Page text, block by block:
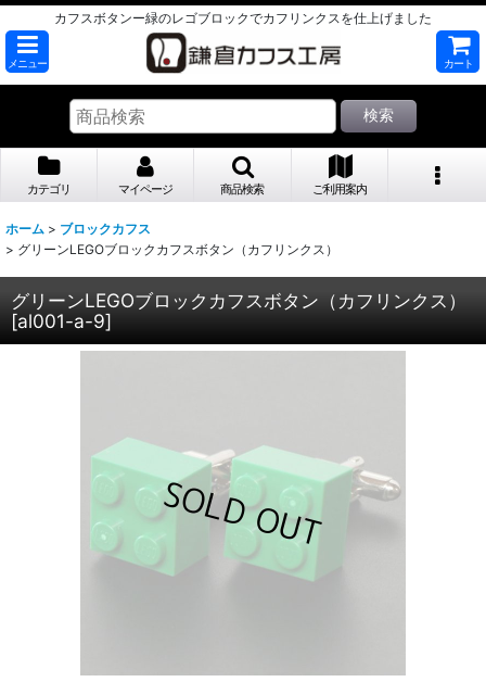
カフスボタンー緑のレゴブロックでカフリンクスを仕上げました
メニュー カート
検索
カテゴリ マイページ 商品検索 ご利用案内
ホーム > ブロックカフス
> グリーンLEGOブロックカフスボタン（カフリンクス）
グリーンLEGOブロックカフスボタン（カフリンクス）
[al001-a-9]